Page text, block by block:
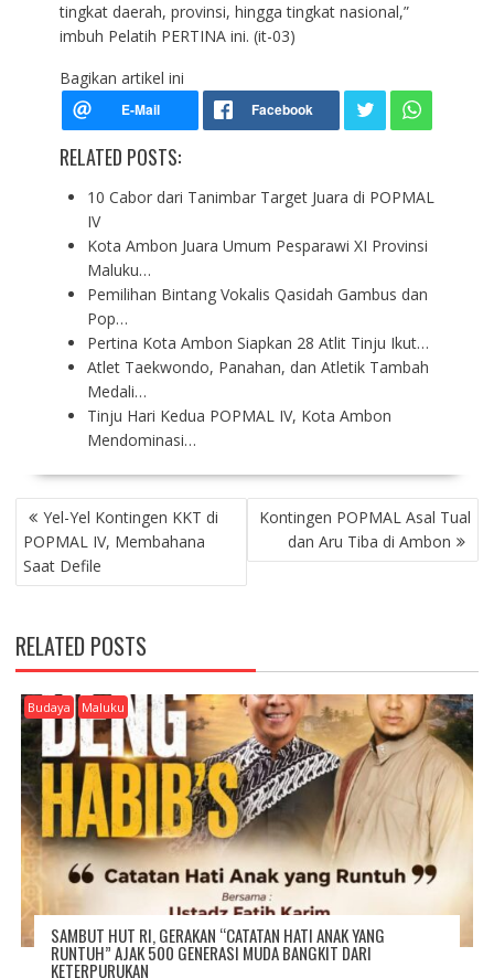
tingkat daerah, provinsi, hingga tingkat nasional,”
imbuh Pelatih PERTINA ini. (it-03)
Bagikan artikel ini
RELATED POSTS:
10 Cabor dari Tanimbar Target Juara di POPMAL
IV
Kota Ambon Juara Umum Pesparawi XI Provinsi
Maluku…
Pemilihan Bintang Vokalis Qasidah Gambus dan
Pop…
Pertina Kota Ambon Siapkan 28 Atlit Tinju Ikut…
Atlet Taekwondo, Panahan, dan Atletik Tambah
Medali…
Tinju Hari Kedua POPMAL IV, Kota Ambon
Mendominasi…
P
O
S
T
A
V
I
G
A
T
O
N
Yel-Yel Kontingen KKT di
POPMAL IV, Membahana
Saat Defile
Kontingen POPMAL Asal Tual
dan Aru Tiba di Ambon
RELATED POSTS
Budaya Maluku
SAMBUT HUT RI, GERAKAN “CATATAN HATI ANAK YANG
RUNTUH” AJAK 500 GENERASI MUDA BANGKIT DARI
KETERPURUKAN